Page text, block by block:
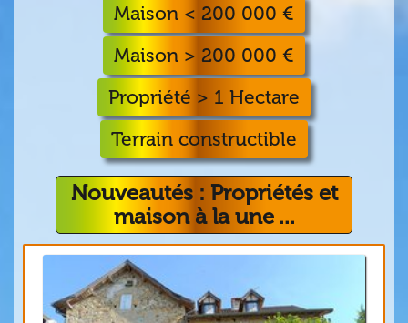
Maison < 200 000 €
Maison > 200 000 €
Propriété > 1 Hectare
Terrain constructible
Nouveautés : Propriétés et
maison à la une ...